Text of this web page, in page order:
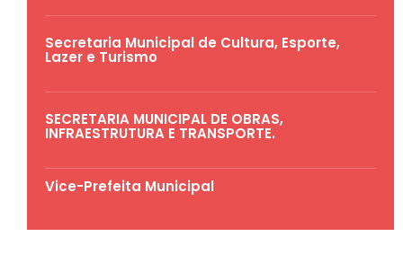
Secretaria Municipal de Cultura, Esporte,
Lazer e Turismo
SECRETARIA MUNICIPAL DE OBRAS,
INFRAESTRUTURA E TRANSPORTE.
Vice-Prefeita Municipal